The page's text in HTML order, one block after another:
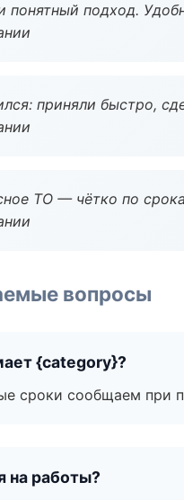
подход.
приняли быстро,
ТО — чётко по
вопросы
{category}?
сроки сообщаем при
на работы?